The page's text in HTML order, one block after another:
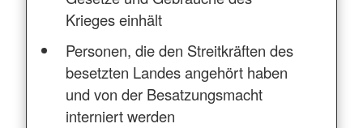
Krieges einhält
Personen, die den Streitkräften des
besetzten Landes angehört haben
und von der Besatzungsmacht
interniert werden